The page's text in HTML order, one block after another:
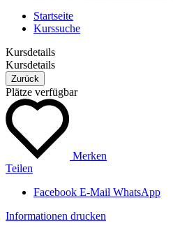
Startseite
Kurssuche
Kursdetails
Kursdetails
Zurück
Plätze verfügbar
Merken
Teilen
Facebook E-Mail WhatsApp
Informationen drucken